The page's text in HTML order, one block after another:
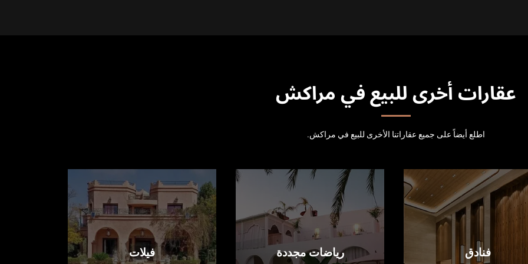
عقارات أخرى للبيع في مراكش
اطلع أيضاً على جميع عقاراتنا الأخرى للبيع في مراكش.
فنادق رياضات مجددة فيلات